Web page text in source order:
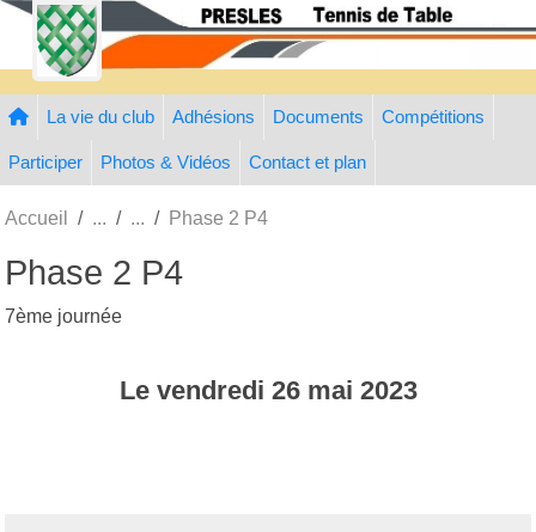
La vie du club Adhésions Documents Compétitions
Participer Photos & Vidéos Contact et plan
Accueil Phase 2 P4
Phase 2 P4
7ème journée
Le vendredi 26 mai 2023
Panneau de gestion des cookies